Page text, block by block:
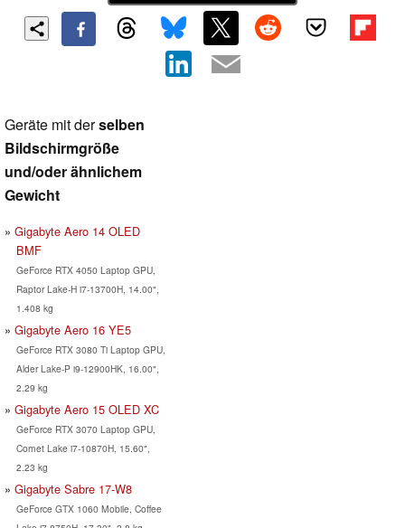
Geräte mit derselben
Bildschirmgröße
und/oder ähnlichem
Gewicht
Gigabyte Aero 14 OLED
BMF
GeForce RTX 4050 Laptop GPU,
Raptor Lake-H i7-13700H, 14.00",
1.408 kg
Gigabyte Aero 16 YE5
GeForce RTX 3080 Ti Laptop GPU,
Alder Lake-P i9-12900HK, 16.00",
2.29 kg
Gigabyte Aero 15 OLED XC
GeForce RTX 3070 Laptop GPU,
Comet Lake i7-10870H, 15.60",
2.23 kg
Gigabyte Sabre 17-W8
GeForce GTX 1060 Mobile, Coffee